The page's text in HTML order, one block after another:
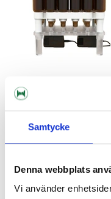
Samtycke
Denna webbplats
Vi använder
FastWasher 24
1 695 kr